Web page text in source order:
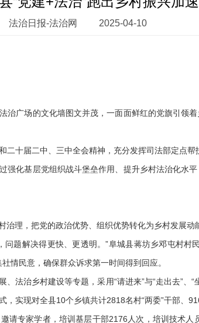
法治日报-法治网 2025-04-10
广场的文化墙图文并茂，一面面鲜红的党旗引领
届二中、三中全会精神，充分发挥司法部定点帮
强化基层党组织战斗堡垒作用、提升乡村法治化水
理，把党的政治优势、组织优势转化为乡村发展动
解决得更快、更透明。”阜城县蒋坊乡邓屯村村
情民意，确保群众诉求第一时间得到回应。
治乡村建设等专题，采用“请进来”与“走出去”、“
实现对全县10个乡镇共计2818名村“两委”干部、
专家学者，培训基层干部2176人次，培训技术人